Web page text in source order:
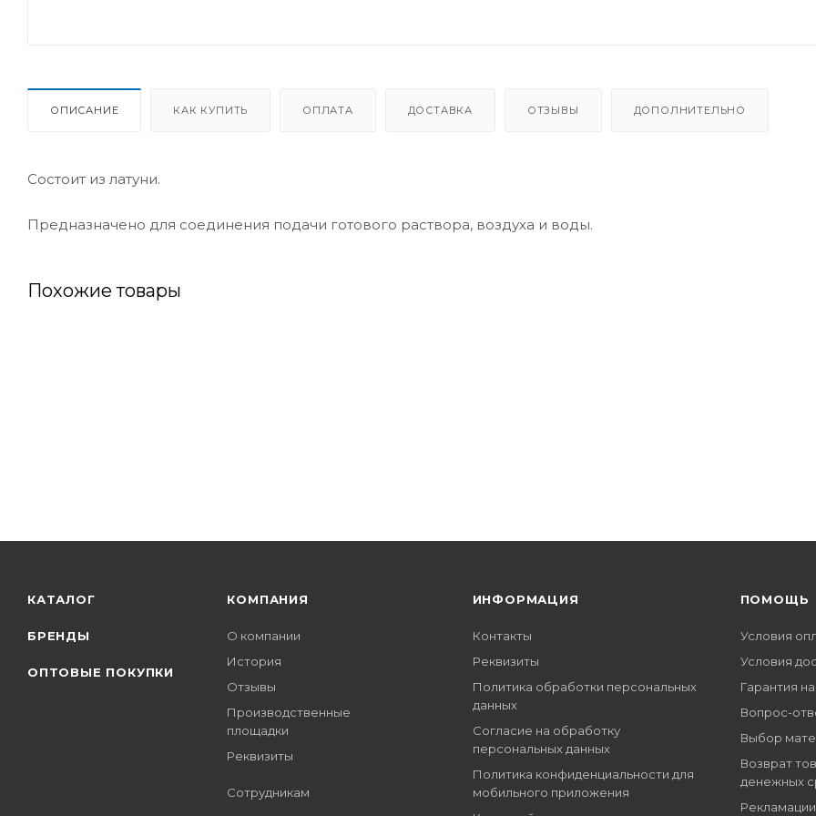
ОПИСАНИЕ КАК КУПИТЬ ОПЛАТА ДОСТАВКА ОТЗЫВЫ ДОПОЛНИТЕЛЬНО
Состоит из латуни.
Предназначено для соединения подачи готового раствора, воздуха и воды.
Похожие товары
КАТАЛОГ
БРЕНДЫ
ОПТОВЫЕ ПОКУПКИ
КОМПАНИЯ
О компании
История
Отзывы
Производственные
площадки
Реквизиты
Сотрудникам
ИНФОРМАЦИЯ
Контакты
Реквизиты
Политика обработки персональных
данных
Согласие на обработку
персональных данных
Политика конфиденциальности для
мобильного приложения
ПОМОЩЬ
Условия
Условия
Гарантия
Вопрос-
Выбор
Возврат
денежных
Рекламации